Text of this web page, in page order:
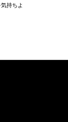
持ちよ